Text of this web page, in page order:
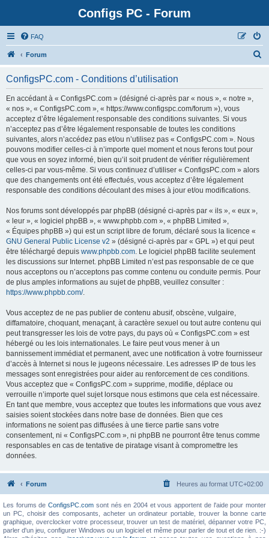
Configs PC - Forum
FAQ
Forum
ConfigsPC.com - Conditions d’utilisation
En accédant à « ConfigsPC.com » (désigné ci-après par « nous », « notre »,
« nos », « ConfigsPC.com », « https://www.configspc.com/forum »), vous
acceptez d’être légalement responsable des conditions suivantes. Si vous
n’acceptez pas d’être légalement responsable de toutes les conditions
suivantes, alors n’accédez pas et/ou n’utilisez pas « ConfigsPC.com ». Nous
pouvons modifier celles-ci à n’importe quel moment et nous ferons tout pour
que vous en soyez informé, bien qu’il soit prudent de vérifier régulièrement
celles-ci par vous-même. Si vous continuez d’utiliser « ConfigsPC.com » alors
que des changements ont été effectués, vous acceptez d’être légalement
responsable des conditions découlant des mises à jour et/ou modifications.
Nos forums sont développés par phpBB (désigné ci-après par « ils », « eux »,
« leur », « logiciel phpBB », « www.phpbb.com », « phpBB Limited »,
« Équipes phpBB ») qui est un script libre de forum, déclaré sous la licence «
GNU General Public License v2 » (désigné ci-après par « GPL ») et qui peut
être téléchargé depuis www.phpbb.com. Le logiciel phpBB facilite seulement
les discussions sur Internet. phpBB Limited n’est pas responsable de ce que
nous acceptons ou n’acceptons pas comme contenu ou conduite permis. Pour
de plus amples informations au sujet de phpBB, veuillez consulter :
https://www.phpbb.com/.
Vous acceptez de ne pas publier de contenu abusif, obscène, vulgaire,
diffamatoire, choquant, menaçant, à caractère sexuel ou tout autre contenu qui
peut transgresser les lois de votre pays, du pays où « ConfigsPC.com » est
hébergé ou les lois internationales. Le faire peut vous mener à un
bannissement immédiat et permanent, avec une notification à votre fournisseur
d’accès à Internet si nous le jugeons nécessaire. Les adresses IP de tous les
messages sont enregistrées pour aider au renforcement de ces conditions.
Vous acceptez que « ConfigsPC.com » supprime, modifie, déplace ou
verrouille n’importe quel sujet lorsque nous estimons que cela est nécessaire.
En tant que membre, vous acceptez que toutes les informations que vous avez
saisies soient stockées dans notre base de données. Bien que ces
informations ne soient pas diffusées à une tierce partie sans votre
consentement, ni « ConfigsPC.com », ni phpBB ne pourront être tenus comme
responsables en cas de tentative de piratage visant à compromettre les
données.
Forum Heures au format UTC+02:00
Les forums deConfigsPC.com sont nés en 2004 et vous apportent de l'aide pour monter
un PC, choisir des composants, acheter un ordinateur portable, trouver la bonne carte
graphique, overclocker votre processeur, trouver un test de matériel, dépanner votre PC,
parler d'un jeu, configurer Windows ou un logiciel et même pour parler de tout et de rien. :-)